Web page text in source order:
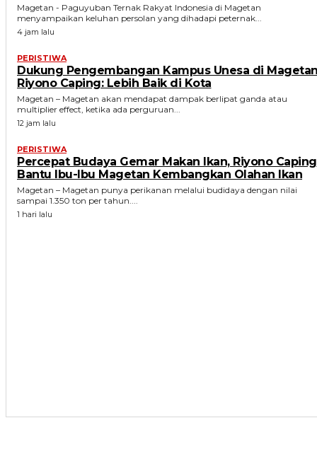
Magetan - Paguyuban Ternak Rakyat Indonesia di Magetan
menyampaikan keluhan persolan yang dihadapi peternak...
4 jam lalu
PERISTIWA
Dukung Pengembangan Kampus Unesa di
Riyono Caping: Lebih Baik di Kota
Magetan – Magetan akan mendapat dampak berlipat ganda atau
multiplier effect, ketika ada perguruan...
12 jam lalu
PERISTIWA
Percepat Budaya Gemar Makan Ikan, Riyono Caping
Bantu Ibu-Ibu Magetan Kembangkan Olahan Ikan
Magetan – Magetan punya perikanan melalui budidaya dengan nilai
sampai 1.350 ton per tahun....
1 hari lalu